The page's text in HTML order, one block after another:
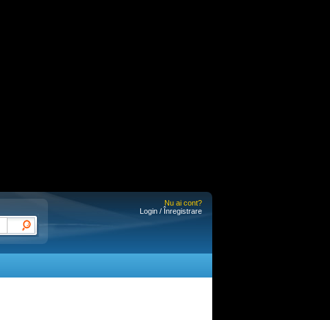
Nu ai cont?
Login / Înregistrare